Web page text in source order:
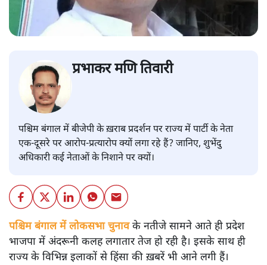
प्रभाकर मणि तिवारी
पश्चिम बंगाल में बीजेपी के ख़राब प्रदर्शन पर राज्य में पार्टी के नेता
एक-दूसरे पर आरोप-प्रत्यारोप क्यों लगा रहे हैं? जानिए, शुभेंदु
अधिकारी कई नेताओं के निशाने पर क्यों।
पश्चिम बंगाल में लोकसभा चुनाव के नतीजे सामने आते ही प्रदेश
भाजपा में अंदरूनी कलह लगातार तेज हो रही है। इसके साथ ही
राज्य के विभिन्न इलाकों से हिंसा की ख़बरें भी आने लगी हैं।